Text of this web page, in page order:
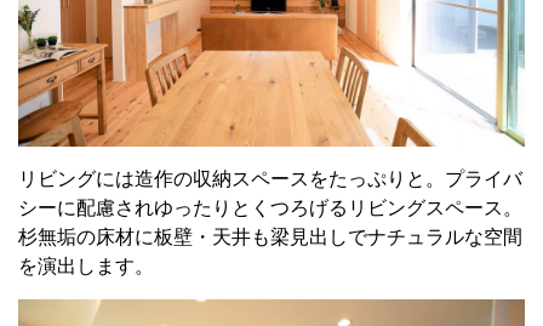
リビングには造作の収納スペースをたっぷりと。プライバ
シーに配慮されゆったりとくつろげるリビングスペース。
杉無垢の床材に板壁・天井も梁見出しでナチュラルな空間
を演出します。